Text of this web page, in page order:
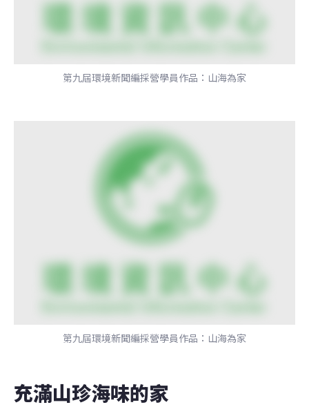
第九屆環境新聞編採營學員作品：山海為家
第九屆環境新聞編採營學員作品：山海為家
充滿山珍海味的家